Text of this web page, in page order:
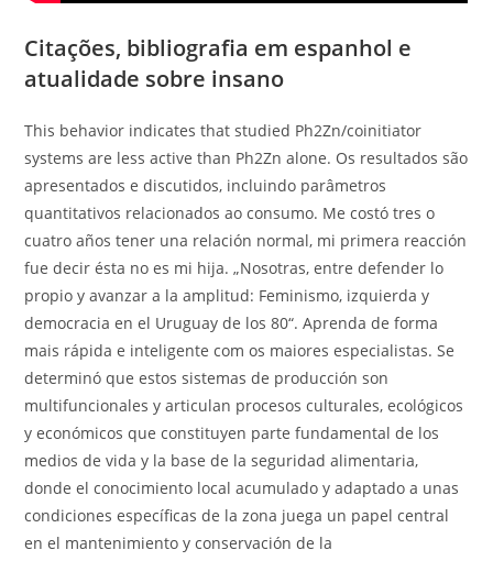
Citações, bibliografia em espanhol e
atualidade sobre insano
This behavior indicates that studied Ph2Zn/coinitiator
systems are less active than Ph2Zn alone. Os resultados são
apresentados e discutidos, incluindo parâmetros
quantitativos relacionados ao consumo. Me costó tres o
cuatro años tener una relación normal, mi primera reacción
fue decir ésta no es mi hija. „Nosotras, entre defender lo
propio y avanzar a la amplitud: Feminismo, izquierda y
democracia en el Uruguay de los 80“. Aprenda de forma
mais rápida e inteligente com os maiores especialistas. Se
determinó que estos sistemas de producción son
multifuncionales y articulan procesos culturales, ecológicos
y económicos que constituyen parte fundamental de los
medios de vida y la base de la seguridad alimentaria,
donde el conocimiento local acumulado y adaptado a unas
condiciones específicas de la zona juega un papel central
en el mantenimiento y conservación de la